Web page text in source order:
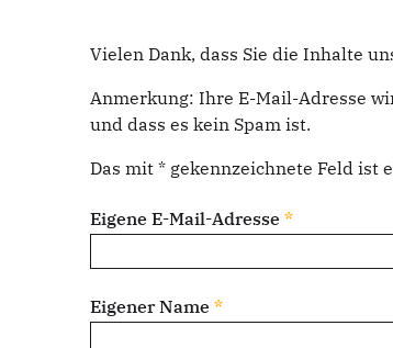
Vielen Dank, dass Sie die Inhalte
Anmerkung: Ihre E-Mail-Adresse
und dass es kein Spam ist.
Das mit * gekennzeichnete Feld ist
Eigene E-Mail-Adresse *
Eigener Name *